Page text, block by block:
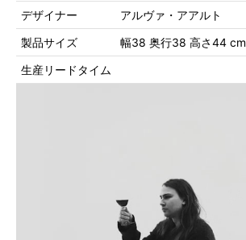
デザイナー
アルヴァ・アアルト
製品サイズ
幅38 奥行38 高さ44 cm
生産リードタイム